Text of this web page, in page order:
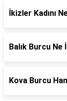
İkizler Kadını
Balık Burcu Ne
Kova Burcu